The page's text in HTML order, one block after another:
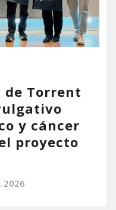
de Torrent
y cáncer
proyecto
2026